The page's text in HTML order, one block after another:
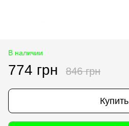
В наличии
774 грн 846 грн
Купить